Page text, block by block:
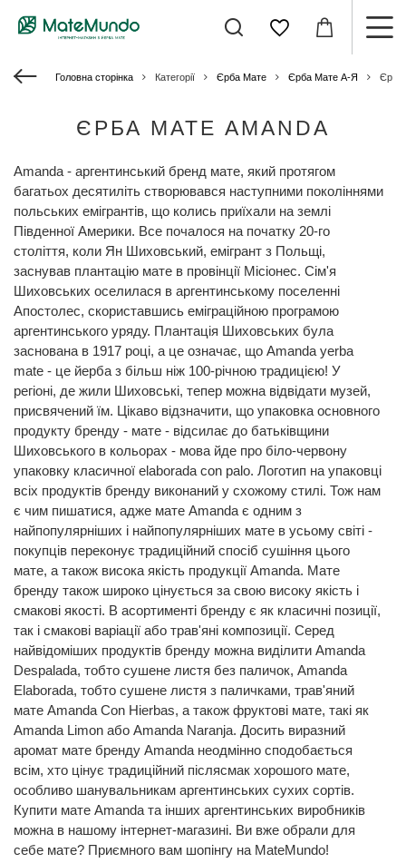
Головна сторінка Категорії Єрба Мате Єрба Мате А-Я Єрба
ЄРБА МАТЕ AMANDA
Amanda - аргентинський бренд мате, який протягом
багатьох десятиліть створювався наступними поколіннями
польських емігрантів, що колись приїхали на землі
Південної Америки. Все почалося на початку 20-го
століття, коли Ян Шиховський, емігрант з Польщі,
заснував плантацію мате в провінції Місіонес. Сім'я
Шиховських оселилася в аргентинському поселенні
Апостолес, скориставшись еміграційною програмою
аргентинського уряду. Плантація Шиховських була
заснована в 1917 році, а це означає, що Amanda yerba
mate - це йерба з більш ніж 100-річною традицією! У
регіоні, де жили Шиховські, тепер можна відвідати музей,
присвячений їм. Цікаво відзначити, що упаковка основного
продукту бренду - мате - відсилає до батьківщини
Шиховського в кольорах - мова йде про біло-червону
упаковку класичної elaborada con palo. Логотип на упаковці
всіх продуктів бренду виконаний у схожому стилі. Тож нам
є чим пишатися, адже мате Amanda є одним з
найпопулярніших і найпопулярніших мате в усьому світі -
покупців переконує традиційний спосіб сушіння цього
мате, а також висока якість продукції Amanda. Мате
бренду також широко цінується за свою високу якість і
смакові якості. В асортименті бренду є як класичні позиції,
так і смакові варіації або трав'яні композиції. Серед
найвідоміших продуктів бренду можна виділити Amanda
Despalada, тобто сушене листя без паличок, Amanda
Elaborada, тобто сушене листя з паличками, трав'яний
мате Amanda Con Hierbas, а також фруктові мате, такі як
Amanda Limon або Amanda Naranja. Досить виразний
аромат мате бренду Amanda неодмінно сподобається
всім, хто цінує традиційний післясмак хорошого мате,
особливо шанувальникам аргентинських сухих сортів.
Купити мате Amanda та інших аргентинських виробників
можна в нашому інтернет-магазині. Ви вже обрали для
себе мате? Приємного вам шопінгу на MateMundo!